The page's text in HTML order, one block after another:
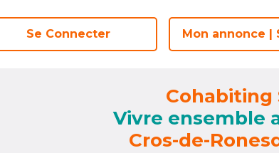
Se Connecter Mon annonce |
Se Connecter Mon annonce |
Cohabiting
Vivre ensemble
Cros-de-